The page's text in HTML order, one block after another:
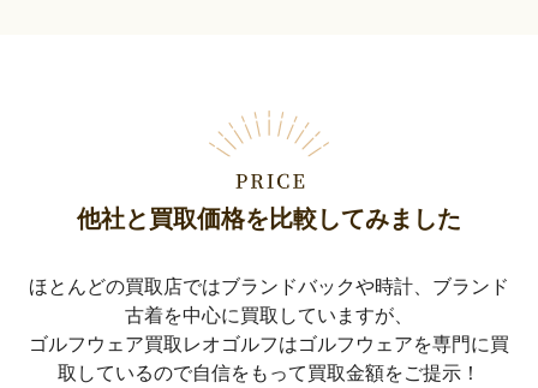
他社と買取価格を比較してみました
ほとんどの買取店ではブランドバックや時計、ブランド
古着を中心に買取していますが、
ゴルフウェア買取レオゴルフはゴルフウェアを専門に買
取しているので自信をもって買取金額をご提示！